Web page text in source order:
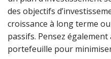
des objectifs
croissance à long terme
passifs. Pensez
portefeuille pour